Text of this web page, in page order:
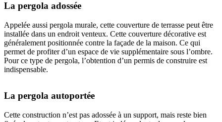
La pergola adossée
Appelée aussi pergola murale, cette couverture de terrasse peut être
installée dans un endroit venteux. Cette couverture décorative est
généralement positionnée contre la façade de la maison. Ce qui
permet de profiter d’un espace de vie supplémentaire sous l’ombre.
Pour ce type de pergola, l’obtention d’un permis de construire est
indispensable.
La pergola autoportée
Cette construction n’est pas adossée à un support, mais reste bien